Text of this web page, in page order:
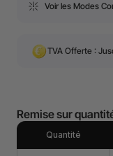
Voir les Modes
TVA Offerte :
Remise sur
Quantité